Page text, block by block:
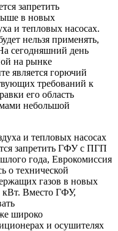
запретить
в новых
и тепловых насосах.
нельзя применять,
сегодняшний день
на рынке
является горючий
требований к
его область
небольшой
и тепловых насосах
запретить ГФУ с ПГП
года, Еврокомиссия
о технической
газов в новых
кВт. Вместо ГФУ,
широко
и осушителях